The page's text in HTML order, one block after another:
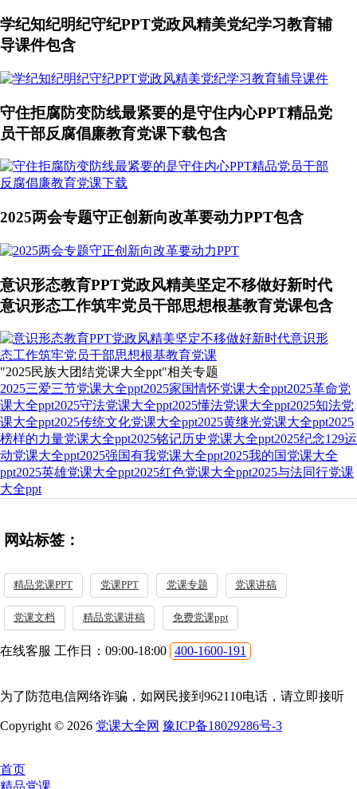
学纪知纪明纪守纪PPT党政风精美党纪学习教育辅
导课件包含
守住拒腐防变防线最紧要的是守住内心PPT精品党
员干部反腐倡廉教育党课下载包含
2025两会专题守正创新向改革要动力PPT包含
意识形态教育PPT党政风精美坚定不移做好新时代
意识形态工作筑牢党员干部思想根基教育党课包含
"2025民族大团结党课大全ppt"相关专题
2025三爱三节党课大全ppt2025家国情怀党课大全ppt2025革命党
课大全ppt2025守法党课大全ppt2025懂法党课大全ppt2025知法党
课大全ppt2025传统文化党课大全ppt2025黄继光党课大全ppt2025
榜样的力量党课大全ppt2025铭记历史党课大全ppt2025纪念129运
动党课大全ppt2025强国有我党课大全ppt2025我的国党课大全
ppt2025英雄党课大全ppt2025红色党课大全ppt2025与法同行党课
大全ppt
网站标签：
精品党课PPT 党课PPT 党课专题 党课讲稿
党课文档 精品党课讲稿 免费党课ppt
在线客服 工作日：09:00-18:00 400-1600-191
为了防范电信网络诈骗，如网民接到962110电话，请立即接听
Copyright © 2026 党课大全网 豫ICP备18029286号-3
首页
精品党课